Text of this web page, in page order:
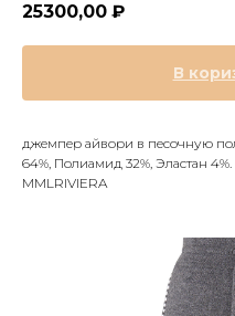
25300,00 ₽
В
джемпер айвори в песочную
64%, Полиамид 32%, Эластан
MMLRIVIERA